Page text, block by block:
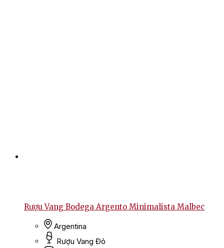
Rượu Vang Bodega Argento Minimalista Malbec
Argentina
Rượu Vang Đỏ